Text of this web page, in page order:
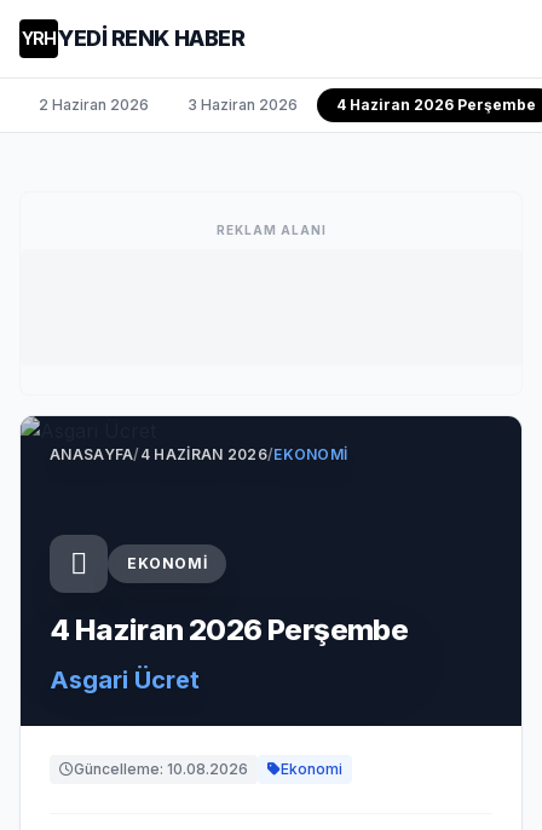
YRHYEDİ RENK HABER
2 Haziran 2026 3 Haziran 2026 4 Haziran 2026 Perşembe
REKLAM ALANI
ANASAYFA/4 HAZIRAN 2026/EKONOMI
EKONOMI
4 Haziran 2026 Perşembe
Asgari Ücret
Güncelleme: 10.08.2026 Ekonomi